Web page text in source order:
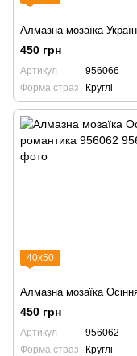
450 грн
Артикул
956066
Форма страз
Круглі
40х50
450 грн
Артикул
956062
Форма страз
Круглі